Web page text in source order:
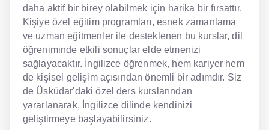
daha aktif bir birey olabilmek için harika bir fırsattır.
Kişiye özel eğitim programları, esnek zamanlama
ve uzman eğitmenler ile desteklenen bu kurslar, dil
öğreniminde etkili sonuçlar elde etmenizi
sağlayacaktır. İngilizce öğrenmek, hem kariyer hem
de kişisel gelişim açısından önemli bir adımdır. Siz
de Üsküdar'daki özel ders kurslarından
yararlanarak, İngilizce dilinde kendinizi
geliştirmeye başlayabilirsiniz.